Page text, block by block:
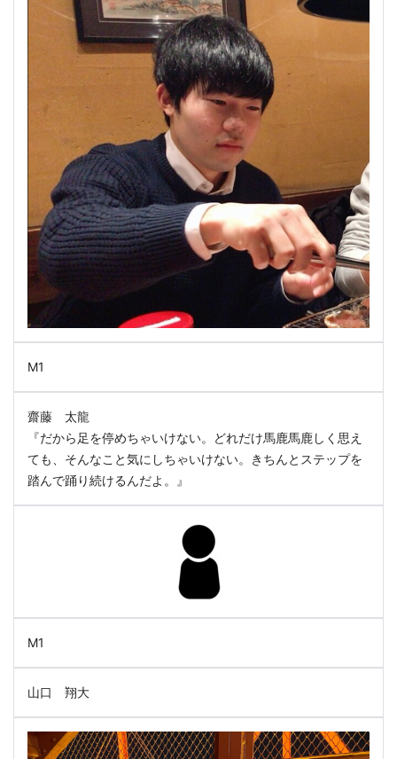
M1
齋藤 太龍
『だから足を停めちゃいけない。どれだけ馬鹿馬鹿しく思え
ても、そんなこと気にしちゃいけない。きちんとステップを
踏んで踊り続けるんだよ。』
M1
山口 翔大